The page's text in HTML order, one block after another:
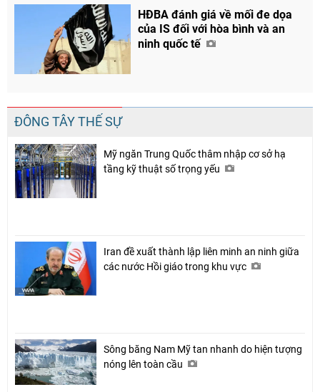
HĐBA đánh giá về mối đe dọa
của IS đối với hòa bình và an
ninh quốc tế
ĐÔNG TÂY THẾ SỰ
Mỹ ngăn Trung Quốc thâm nhập cơ sở hạ
tầng kỹ thuật số trọng yếu
Iran đề xuất thành lập liên minh an ninh giữa
các nước Hồi giáo trong khu vực
Sông băng Nam Mỹ tan nhanh do hiện tượng
nóng lên toàn cầu